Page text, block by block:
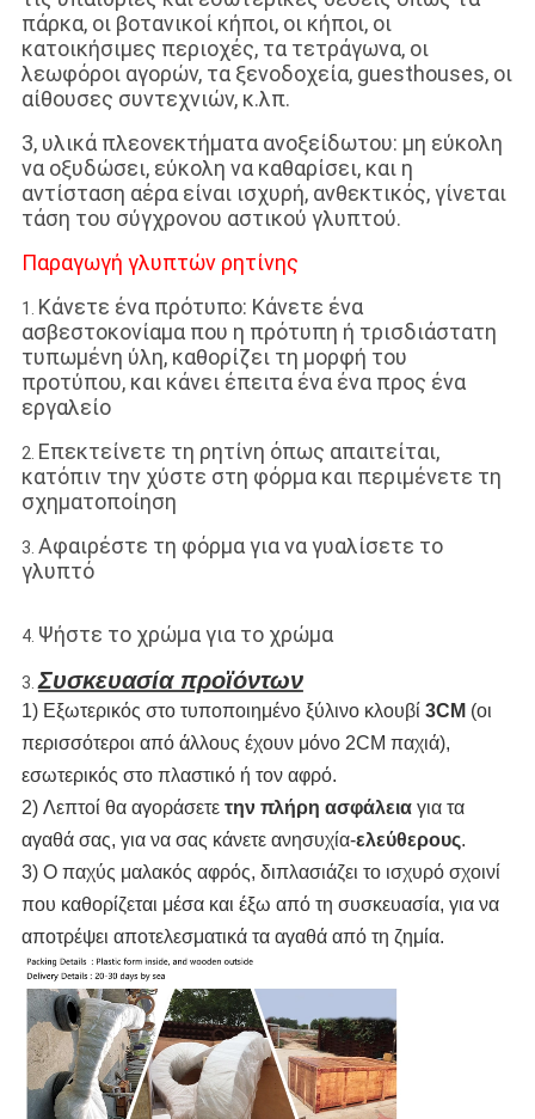
πάρκα, οι βοτανικοί κήποι, οι κήποι, οι
κατοικήσιμες περιοχές, τα τετράγωνα, οι
λεωφόροι αγορών, τα ξενοδοχεία, guesthouses, οι
αίθουσες συντεχνιών, κ.λπ.
3, υλικά πλεονεκτήματα ανοξείδωτου: μη εύκολη
να οξυδώσει, εύκολη να καθαρίσει, και η
αντίσταση αέρα είναι ισχυρή, ανθεκτικός, γίνεται
τάση του σύγχρονου αστικού γλυπτού.
Παραγωγή γλυπτών ρητίνης
1. Κάνετε ένα πρότυπο: Κάνετε ένα
ασβεστοκονίαμα που η πρότυπη ή τρισδιάστατη
τυπωμένη ύλη, καθορίζει τη μορφή του
προτύπου, και κάνει έπειτα ένα ένα προς ένα
εργαλείο
2. Επεκτείνετε τη ρητίνη όπως απαιτείται,
κατόπιν την χύστε στη φόρμα και περιμένετε τη
σχηματοποίηση
3. Αφαιρέστε τη φόρμα για να γυαλίσετε το
γλυπτό
4. Ψήστε το χρώμα για το χρώμα
3.Συσκευασία προϊόντων
1) Εξωτερικός στο τυποποιημένο ξύλινο κλουβί 3CM (οι
περισσότεροι από άλλους έχουν μόνο 2CM παχιά),
εσωτερικός στο πλαστικό ή τον αφρό.
2) Λεπτοί θα αγοράσετε την πλήρη ασφάλειαγια τα
αγαθά σας, για να σας κάνετε ανησυχία-ελεύθερους.
3) Ο παχύς μαλακός αφρός, διπλασιάζει το ισχυρό σχοινί
που καθορίζεται μέσα και έξω από τη συσκευασία, για να
αποτρέψει αποτελεσματικά τα αγαθά από τη ζημία.